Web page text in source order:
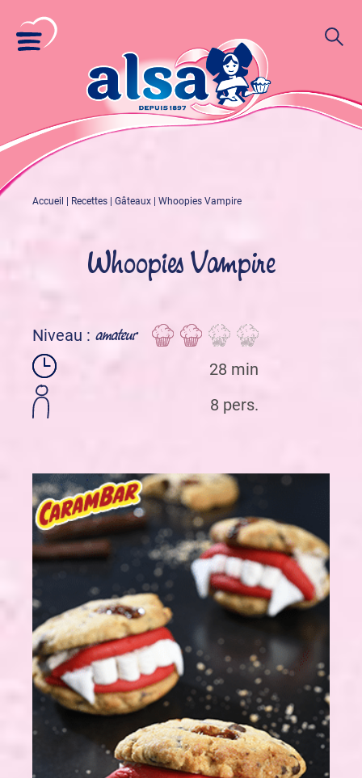
Accueil Recettes Gâteaux Whoopies Vampire
Whoopies Vampire
Niveau : amateur
28 min
8 pers.